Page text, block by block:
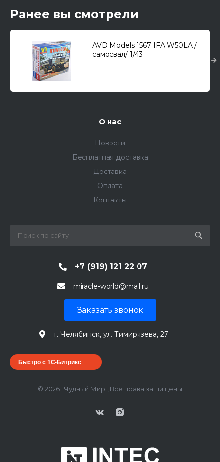
Ранее вы смотрели
AVD Models 1567 IFA W50LA /
самосвал/ 1/43
О нас
Новости
Бесплатная доставка
Доставка
Оплата
Контакты
+7 (919) 121 22 07
miracle-world@mail.ru
Заказать звонок
г. Челябинск, ул. Тимирязева, 27
Быстро с 1С-Битрикс
© 2026 "Чудный Мир", Все права защищены